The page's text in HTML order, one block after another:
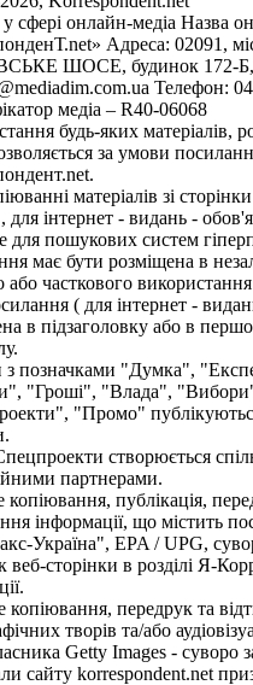
сфері онлайн-медіа Назва
Адреса: 02091,
ШОСЕ, будинок 172-Б,
Телефон:
медіа – R40-06068
будь-яких матеріалів,
за умови
матеріалів зі
, для інтернет - видань -
для пошукових систем
має бути розміщена в
або часткового використання
( для інтернет -
в підзаголовку або в
позначками "Думка",
"Гроші", "Влада",
"Промо"
створюється
партнерами.
копіювання, публікація,
інформації, що містить
Україна", EPA / UPG,
веб-сторінки в розділі Я-
копіювання, передрук та
творів та/або
Getty Images - суворо
сайту korrespondent.net